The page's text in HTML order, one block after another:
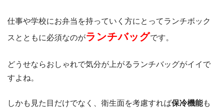
仕事や学校にお弁当を持っていく方にとってランチボック
スとともに必須なのがランチバッグです。
どうせならおしゃれで気分が上がるランチバッグがイイで
すよね。
しかも見た目だけでなく、衛生面を考慮すれば保冷機能も